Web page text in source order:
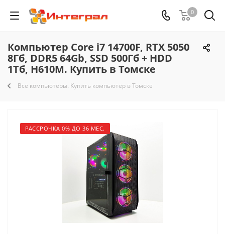
0
Компьютер Core i7 14700F, RTX 5050
8Гб, DDR5 64Gb, SSD 500Гб + HDD
1Тб, H610M. Купить в Томске
Все компьютеры. Купить компьютер в Томске
РАССРОЧКА 0% ДО 36 МЕС.